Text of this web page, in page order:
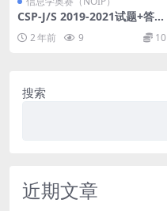
CSP-J/S 2019-2021试题+答案
21 2 年前 9 10
搜索
近期文章